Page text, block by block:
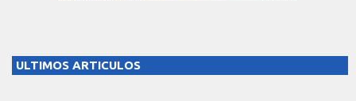
ULTIMOS ARTICULOS